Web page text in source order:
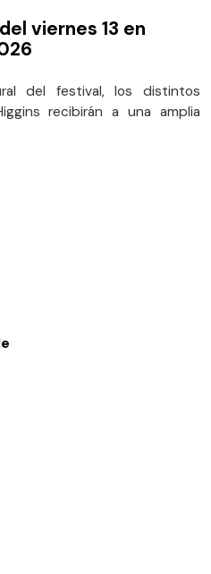
viernes 13 en
del festival, los distintos
recibirán a una amplia